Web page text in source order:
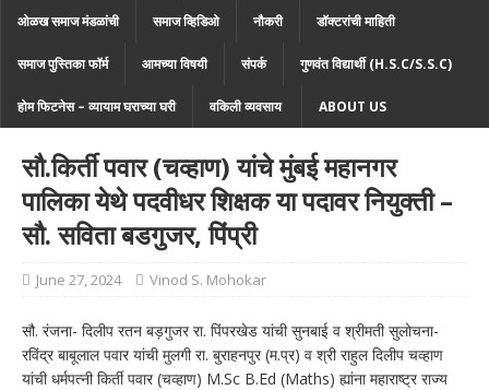
ओळख समाज मंडळांची समाज व्हिडिओ नौकरी डॉक्टरांची माहिती
समाज पुस्तिका फॉर्म आमच्या विषयी संपर्क गुणवंत विद्यार्थी (H.S.C/S.S.C)
होम फिटनेस – व्यायाम घराच्या घरी वकिली व्यवसाय ABOUT US
सौ.किर्ती पवार (चव्हाण) यांचे मुंबई महानगर
पालिका येथे पदवीधर शिक्षक या पदावर नियुक्ती –
सौ. सविता बडगुजर, पिंप्री
June 27, 2024 Vinod S. Mohokar
सौ. रंजना- दिलीप रतन बड़गुजर रा. पिंपरखेड यांची सुनबाई व श्रीमती सुलोचना-
रविंद्र बाबूलाल पवार यांची मुलगी रा. बुराहनपुर (म.प्र) व श्री राहुल दिलीप चव्हाण
यांची धर्मपत्नी किर्ती पवार (चव्हाण) M.Sc B.Ed (Maths) ह्यांना महाराष्ट्र राज्य